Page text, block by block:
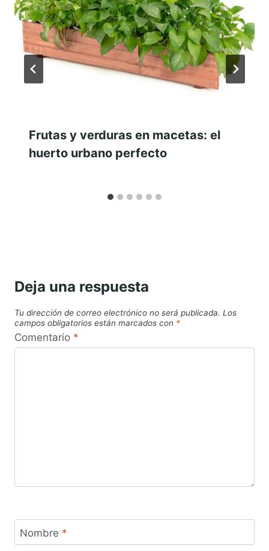
Frutas y verduras en macetas: el
huerto urbano perfecto
Deja una respuesta
Tu dirección de correo electrónico no será publicada. Los
campos obligatorios están marcados con *
Comentario *
Nombre *